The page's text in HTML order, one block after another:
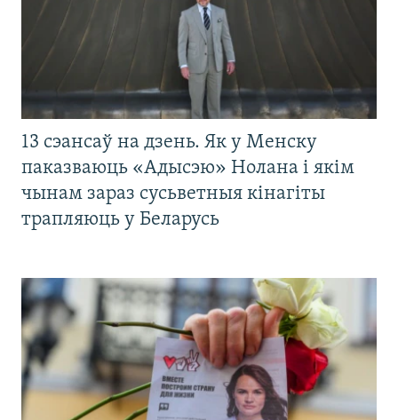
13 сэансаў на дзень. Як у Менску
паказваюць «Адысэю» Нолана і якім
чынам зараз сусьветныя кінагіты
трапляюць у Беларусь